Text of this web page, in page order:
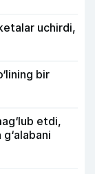
uchirdi,
bir
etdi,